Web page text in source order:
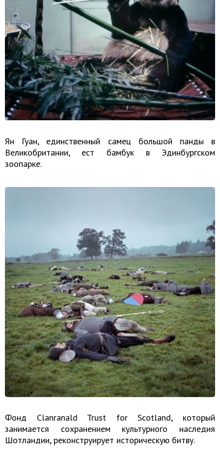
Ян Гуан, единственный самец большой панды в
Великобритании, ест бамбук в Эдинбургском
зоопарке.
Фонд Clanranald Trust for Scotland, который
занимается сохранением культурного наследия
Шотландии, реконструирует историческую битву.